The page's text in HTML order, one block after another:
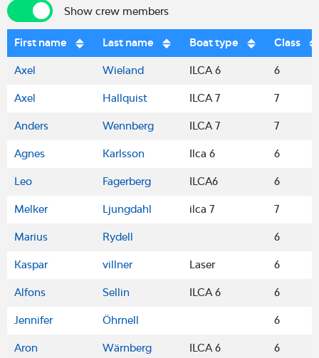
Show crew membersShow crew members
First name Last name Boat type Class
Axel Wieland ILCA 6 6
Axel Hallquist ILCA 7 7
Anders Wennberg ILCA 7 7
Agnes Karlsson Ilca 6 6
Leo Fagerberg ILCA6 6
Melker Ljungdahl ilca 7 7
Marius Rydell 6
Kaspar villner Laser 6
Alfons Sellin ILCA 6 6
Jennifer Öhrnell 6
Aron Wärnberg ILCA 6 6